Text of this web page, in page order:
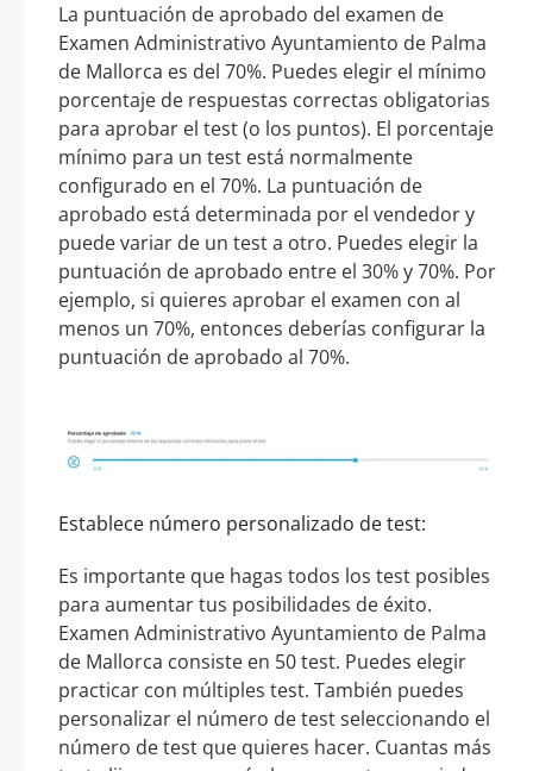
La puntuación de aprobado del examen de
Examen Administrativo Ayuntamiento de Palma
de Mallorca es del 70%. Puedes elegir el mínimo
porcentaje de respuestas correctas obligatorias
para aprobar el test (o los puntos). El porcentaje
mínimo para un test está normalmente
configurado en el 70%. La puntuación de
aprobado está determinada por el vendedor y
puede variar de un test a otro. Puedes elegir la
puntuación de aprobado entre el 30% y 70%. Por
ejemplo, si quieres aprobar el examen con al
menos un 70%, entonces deberías configurar la
puntuación de aprobado al 70%.
Establece número personalizado de test:
Es importante que hagas todos los test posibles
para aumentar tus posibilidades de éxito.
Examen Administrativo Ayuntamiento de Palma
de Mallorca consiste en 50 test. Puedes elegir
practicar con múltiples test. También puedes
personalizar el número de test seleccionando el
número de test que quieres hacer. Cuantas más